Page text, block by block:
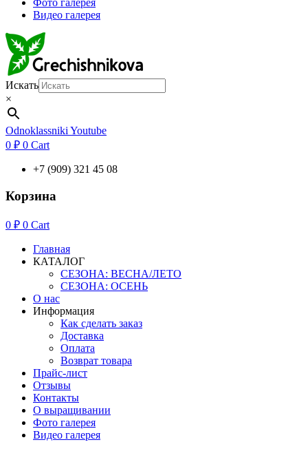
Фото галерея
Видео галерея
Искать
×
OdnoklassnikiYoutube
0 ₽ 0 Cart
+7 (909) 321 45 08
Корзина
0 ₽ 0 Cart
Главная
КАТАЛОГ
СЕЗОНА: ВЕСНА/ЛЕТО
СЕЗОНА: ОСЕНЬ
О нас
Информация
Как сделать заказ
Доставка
Оплата
Возврат товара
Прайс-лист
Отзывы
Контакты
О выращивании
Фото галерея
Видео галерея